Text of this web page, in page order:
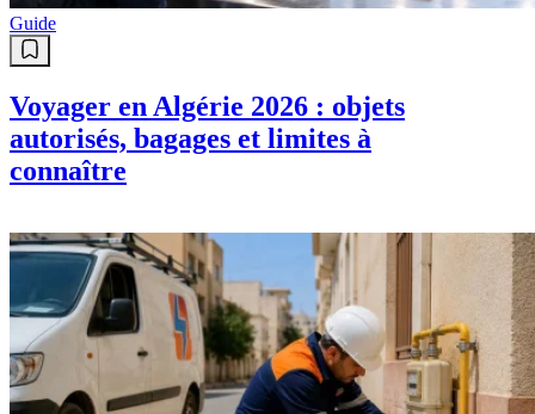
Guide
Voyager en Algérie 2026 : objets
autorisés, bagages et limites à
connaître